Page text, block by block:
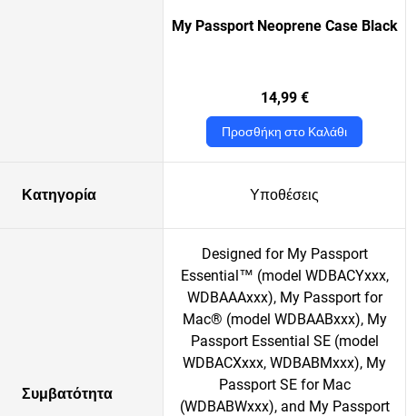
My Passport Neoprene Case Black
14,99 €
Προσθήκη στο Καλάθι
Κατηγορία Υποθέσεις
Συμβατότητα
Designed for My Passport
Essential™ (model WDBACYxxx,
WDBAAAxxx), My Passport for
Mac® (model WDBAABxxx), My
Passport Essential SE (model
WDBACXxxx, WDBABMxxx), My
Passport SE for Mac
(WDBABWxxx), and My Passport